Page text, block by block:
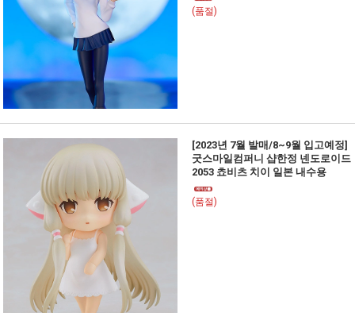
(품절)
[2023년 7월 발매/8~9월 입고예정]
굿스마일컴퍼니 샵한정 넨도로이드
2053 쵸비츠 치이 일본 내수용
(품절)